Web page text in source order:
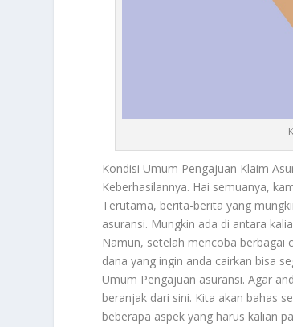
Kondisi Umum Pengajuan Klaim
Keberhasilannya. Hai semuanya,
Terutama, berita-berita yang
asuransi. Mungkin ada di antara
Namun, setelah mencoba berbagai
dana yang ingin anda cairkan bisa
Umum Pengajuan asuransi. Agar
beranjak dari sini. Kita akan bahas
beberapa aspek yang harus kalian